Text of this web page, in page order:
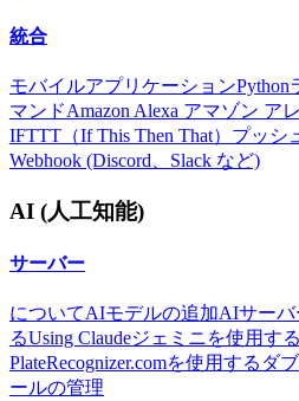
統合
モバイルアプリケーションPython
マンドAmazon Alexa アマゾン ア
IFTTT（If This Then That） プッシ
Webhook (Discord、Slack など)
AI (人工知能)
サーバー
についてAIモデルの追加AIサー
るUsing Claudeジェミニを使用する
PlateRecognizer.comを使用する ダ
ールの管理